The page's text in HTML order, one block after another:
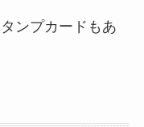
ンプカードもあ